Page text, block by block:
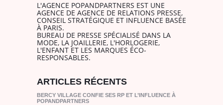
L'AGENCE POPANDPARTNERS EST UNE
AGENCE DE AGENCE DE RELATIONS PRESSE,
CONSEIL STRATÉGIQUE ET INFLUENCE BASÉE
À PARIS.
BUREAU DE PRESSE SPÉCIALISÉ DANS LA
MODE, LA JOAILLERIE, L'HORLOGERIE,
L'ENFANT ET LES MARQUES ÉCO-
RESPONSABLES.
ARTICLES RÉCENTS
BERCY VILLAGE CONFIE SES RP ET L’INFLUENCE À
POPANDPARTNERS